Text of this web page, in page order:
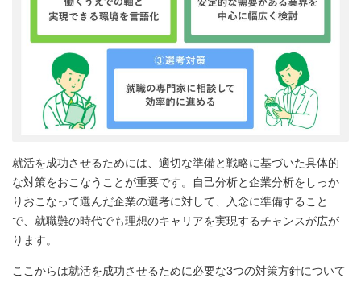
就活を成功させるためには、適切な準備と戦略に基づいた具体的
な対策をおこなうことが重要です。自己分析と企業分析をしっか
りおこなって選んだ企業の選考に対して、入念に準備すること
で、就職難の時代でも理想のキャリアを実現するチャンスが広が
ります。
ここからは就活を成功させるために必要な3つの対策方針について